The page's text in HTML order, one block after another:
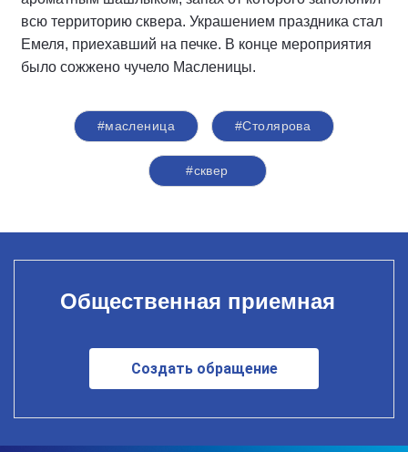
всю территорию сквера. Украшением праздника стал
Емеля, приехавший на печке. В конце мероприятия
было сожжено чучело Масленицы.
#масленица #Столярова
#сквер
Общественная приемная
Создать обращение